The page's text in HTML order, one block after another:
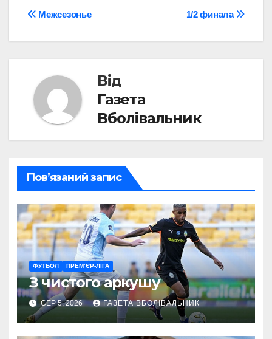
Навігація
записів
1/2 финала
Межсезонье
Від
Газета
Вболівальник
Пов’язаний запис
ФУТБОЛ ПРЕМ’ЄР-ЛІГА
З чистого аркушу
СЕР 5, 2026 ГАЗЕТА ВБОЛІВАЛЬНИК